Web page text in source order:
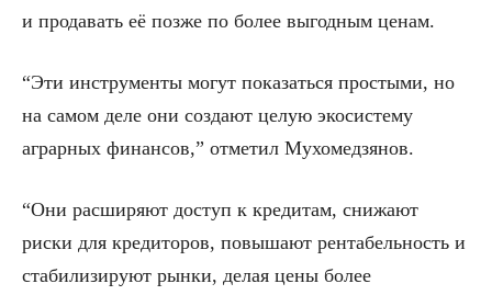
и продавать её позже по более выгодным ценам.
“Эти инструменты могут показаться простыми, но
на самом деле они создают целую экосистему
аграрных финансов,” отметил Мухомедзянов.
“Они расширяют доступ к кредитам, снижают
риски для кредиторов, повышают рентабельность и
стабилизируют рынки, делая цены более